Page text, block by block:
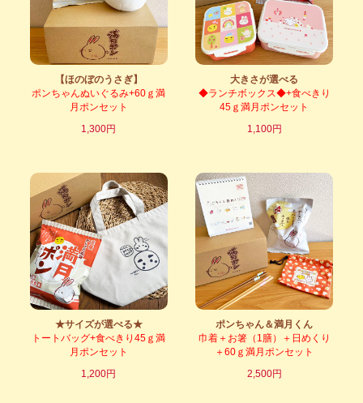
【ほのぼのうさぎ】
ポンちゃんぬいぐるみ+60ｇ満
月ポンセット
1,300円
大きさが選べる
◆ランチボックス◆+食べきり
45ｇ満月ポンセット
1,100円
★サイズが選べる★
トートバッグ+食べきり45ｇ満
月ポンセット
1,200円
ポンちゃん＆満月くん
巾着＋お箸（1膳）＋日めくり
＋60ｇ満月ポンセット
2,500円